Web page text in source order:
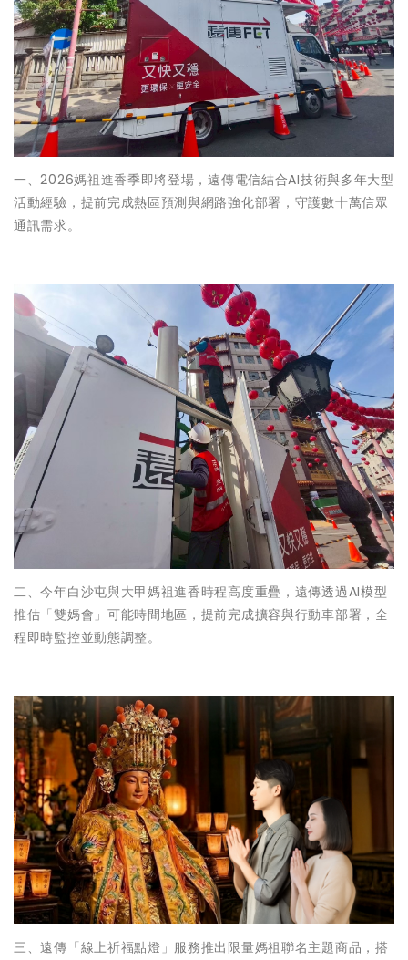
一、2026媽祖進香季即將登場，遠傳電信結合AI技術與多年大型
活動經驗，提前完成熱區預測與網路強化部署，守護數十萬信眾
通訊需求。
二、今年白沙屯與大甲媽祖進香時程高度重疊，遠傳透過AI模型
推估「雙媽會」可能時間地區，提前完成擴容與行動車部署，全
程即時監控並動態調整。
三、遠傳「線上祈福點燈」服務推出限量媽祖聯名主題商品，搭